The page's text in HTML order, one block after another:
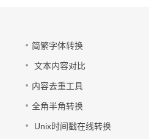
简繁字体转换
文本内容对比
内容去重工具
全角半角转换
Unix时间戳在线转换